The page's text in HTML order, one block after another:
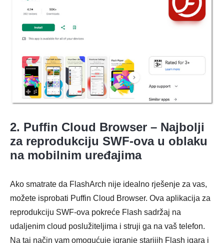
2. Puffin Cloud Browser – Najbolji
za reprodukciju SWF-ova u oblaku
na mobilnim uređajima
Ako smatrate da FlashArch nije idealno rješenje za vas,
možete isprobati Puffin Cloud Browser. Ova aplikacija za
reprodukciju SWF-ova pokreće Flash sadržaj na
udaljenim cloud poslužiteljima i struji ga na vaš telefon.
Na taj način vam omogućuje igranje starijih Flash igara i